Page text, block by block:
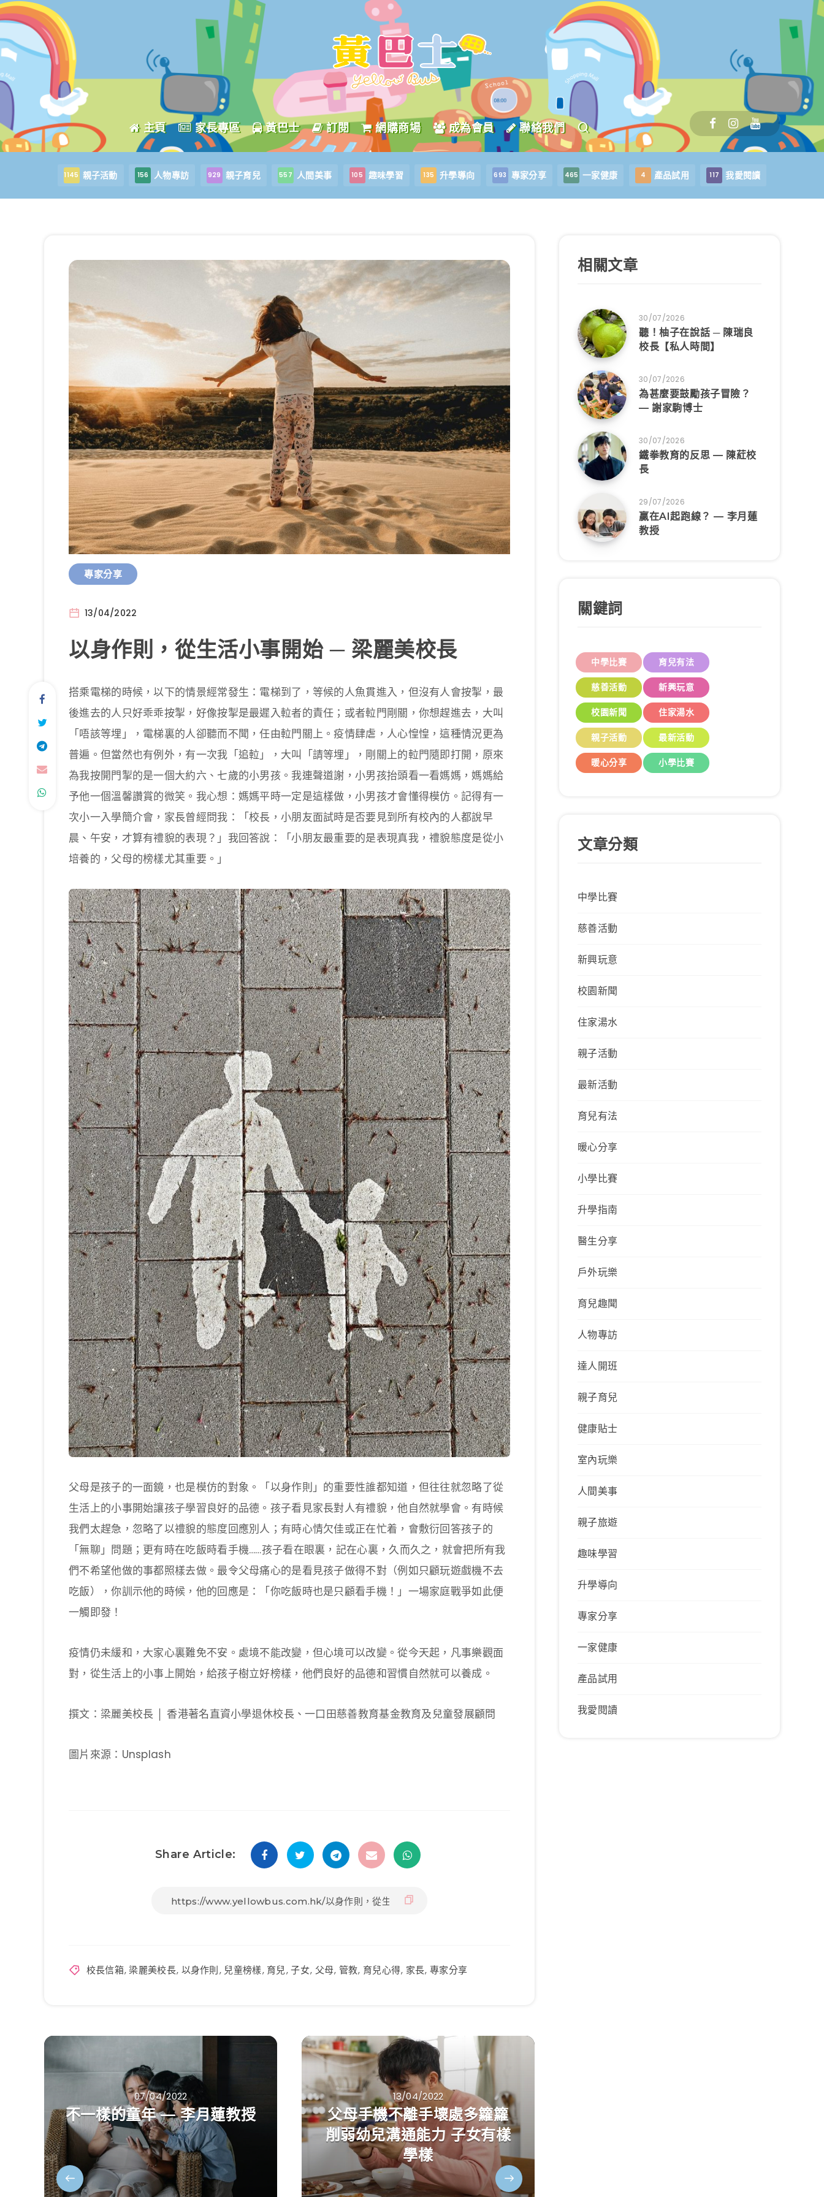
主頁 家長專區 黃巴士 訂閱 網購商場 成為會員 聯絡我們
1145 親子活動 156 人物專訪 929 親子育兒 557 人間美事 105 趣味學習 135 升學導向 693 專家分享 465 一家健康 4 產品試用 117 我愛閱讀
專家分享
13/04/2022
以身作則，從生活小事開始 ─ 梁麗美校長
搭乘電梯的時候，以下的情景經常發生：電梯到了，等候的人魚貫進入，但沒有人會按掣，最
後進去的人只好乖乖按掣，好像按掣是最遲入𨋢者的責任；或者𨋢門剛關，你想趕進去，大叫
「唔該等埋」，電梯裏的人卻聽而不聞，任由𨋢門關上。疫情肆虐，人心惶惶，這種情況更為
普遍。但當然也有例外，有一次我「追𨋢」，大叫「請等埋」，剛關上的𨋢門隨即打開，原來
為我按開門掣的是一個大約六、七歲的小男孩。我連聲道謝，小男孩抬頭看一看媽媽，媽媽給
予他一個溫馨讚賞的微笑。我心想：媽媽平時一定是這樣做，小男孩才會懂得模仿。記得有一
次小一入學簡介會，家長曾經問我：「校長，小朋友面試時是否要見到所有校內的人都說早
晨、午安，才算有禮貌的表現？」我回答說：「小朋友最重要的是表現真我，禮貌態度是從小
培養的，父母的榜樣尤其重要。」
父母是孩子的一面鏡，也是模仿的對象。「以身作則」的重要性誰都知道，但往往就忽略了從
生活上的小事開始讓孩子學習良好的品德。孩子看見家長對人有禮貌，他自然就學會。有時候
我們太趕急，忽略了以禮貌的態度回應別人；有時心情欠佳或正在忙着，會敷衍回答孩子的
「無聊」問題；更有時在吃飯時看手機……孩子看在眼裏，記在心裏，久而久之，就會把所有我
們不希望他做的事都照樣去做。最令父母痛心的是看見孩子做得不對（例如只顧玩遊戲機不去
吃飯），你訓示他的時候，他的回應是：「你吃飯時也是只顧看手機！」一場家庭戰爭如此便
一觸即發！
疫情仍未緩和，大家心裏難免不安。處境不能改變，但心境可以改變。從今天起，凡事樂觀面
對，從生活上的小事上開始，給孩子樹立好榜樣，他們良好的品德和習慣自然就可以養成。
撰文：梁麗美校長 │ 香港著名直資小學退休校長、一口田慈善教育基金教育及兒童發展顧問
圖片來源：Unsplash
Share Article:
校長信箱,梁麗美校長, 以身作則, 兒童榜樣, 育兒,子女, 父母, 管教, 育兒心得, 家長,專家分享
07/04/2022
不一樣的童年 — 李月蓮教授
13/04/2022
父母手機不離手壞處多籮籮
削弱幼兒溝通能力 子女有樣
學樣
相關文章
30/07/2026
聽！柚子在說話 ─ 陳瑞良
校長【私人時間】
30/07/2026
為甚麼要鼓勵孩子冒險？
— 謝家駒博士
30/07/2026
鐵拳教育的反思 — 陳葒校
長
29/07/2026
贏在AI起跑線？ — 李月蓮
教授
關鍵詞
中學比賽 育兒有法
慈善活動 新興玩意
校園新聞 住家湯水
親子活動 最新活動
暖心分享 小學比賽
文章分類
中學比賽
慈善活動
新興玩意
校園新聞
住家湯水
親子活動
最新活動
育兒有法
暖心分享
小學比賽
升學指南
醫生分享
戶外玩樂
育兒趣聞
人物專訪
達人開班
親子育兒
健康貼士
室內玩樂
人間美事
親子旅遊
趣味學習
升學導向
專家分享
一家健康
產品試用
我愛閱讀